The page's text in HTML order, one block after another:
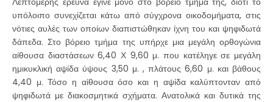
υπόλοιπο συνεχίζεται κάτω από σύγχρονα οικοδομήματα, στις
νότιες αυλές των οποίων διαπιστώθηκαν ίχνη του και ψηφιδωτά
δάπεδα. Στο βόρειο τμήμα της υπήρχε μια μεγάλη ορθογώνια
αίθουσα διαστάσεων 6,40 Χ 9,60 μ. που κατέληγε σε μεγάλη
ημικυκλική αψίδα ύψους 3,50 μ. , πλάτους 6,60 μ. και βάθους
4,40 μ. Τόσο η αίθουσα όσο και η αψίδα καλύπτονταν από
ψηφιδωτά με διακοσμητικά σχήματα. Ανατολικά και δυτικά της